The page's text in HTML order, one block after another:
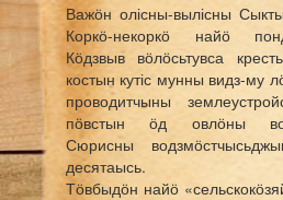
Важӧн олісны-вылісны
Коркӧ-некоркӧ найӧ
Кӧдзвыв вӧлӧсьтувса
костын кутіс мунны видз-му
проводитчыны
пӧвстын ӧд овлӧны
Сюрисны
десятаысь.
Тӧвбыдӧн найӧ